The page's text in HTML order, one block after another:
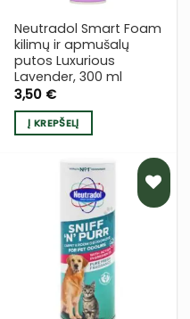
Neutradol Smart Foam
kilimų ir apmušalų
putos Luxurious
Lavender, 300 ml
3,50 €
Į KREPŠELĮ